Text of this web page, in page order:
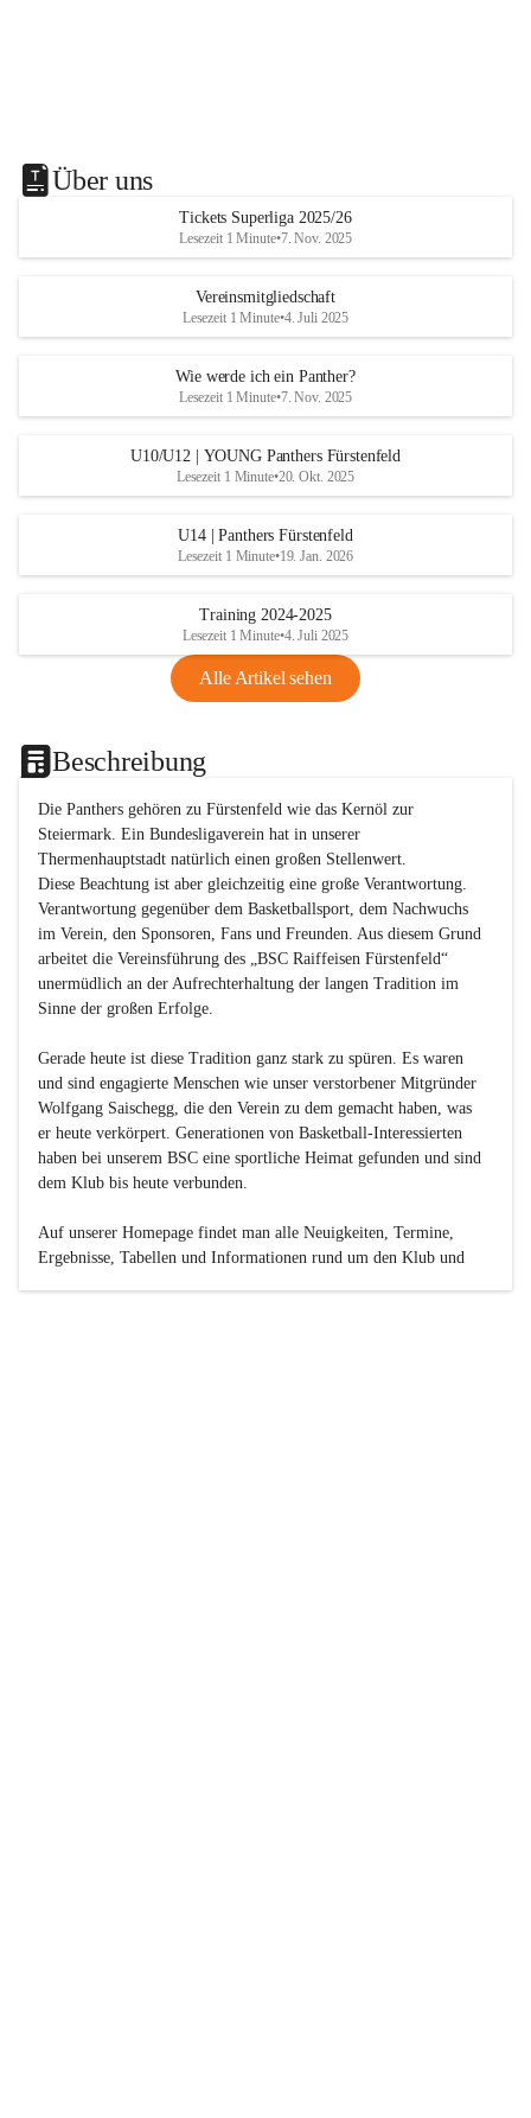
Über uns
Tickets Superliga 2025/26
Lesezeit 1 Minute•7. Nov. 2025
Vereinsmitgliedschaft
Lesezeit 1 Minute•4. Juli 2025
Wie werde ich ein Panther?
Lesezeit 1 Minute•7. Nov. 2025
U10/U12 | YOUNG Panthers Fürstenfeld
Lesezeit 1 Minute•20. Okt. 2025
U14 | Panthers Fürstenfeld
Lesezeit 1 Minute•19. Jan. 2026
Training 2024-2025
Lesezeit 1 Minute•4. Juli 2025
Alle Artikel sehen
Beschreibung
Die Panthers gehören zu Fürstenfeld wie das Kernöl zur
Steiermark. Ein Bundesligaverein hat in unserer
Thermenhauptstadt natürlich einen großen Stellenwert.
Diese Beachtung ist aber gleichzeitig eine große Verantwortung.
Verantwortung gegenüber dem Basketballsport, dem Nachwuchs
im Verein, den Sponsoren, Fans und Freunden. Aus diesem Grund
arbeitet die Vereinsführung des „BSC Raiffeisen Fürstenfeld“
unermüdlich an der Aufrechterhaltung der langen Tradition im
Sinne der großen Erfolge.
Gerade heute ist diese Tradition ganz stark zu spüren. Es waren
und sind engagierte Menschen wie unser verstorbener Mitgründer
Wolfgang Saischegg, die den Verein zu dem gemacht haben, was
er heute verkörpert. Generationen von Basketball-Interessierten
haben bei unserem BSC eine sportliche Heimat gefunden und sind
dem Klub bis heute verbunden.
Auf unserer Homepage findet man alle Neuigkeiten, Termine,
Ergebnisse, Tabellen und Informationen rund um den Klub und